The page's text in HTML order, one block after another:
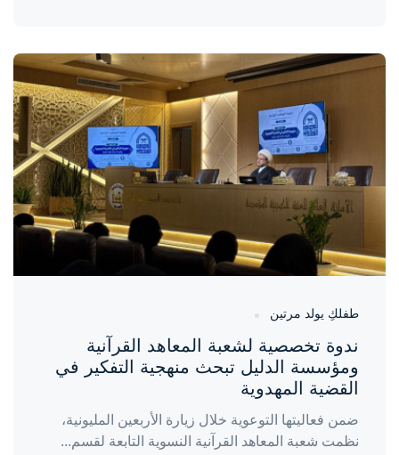
واحة المرأة
طفلكِ يولد مرتين
ندوة تخصصية لشعبة المعاهد القرآنية
ومؤسسة الدليل تبحث منهجية التفكير في
القضية المهدوية
ضمن فعاليتها التوعوية خلال زيارة الأربعين المليونية،
نظمت شعبة المعاهد القرآنية النسوية التابعة لقسم...